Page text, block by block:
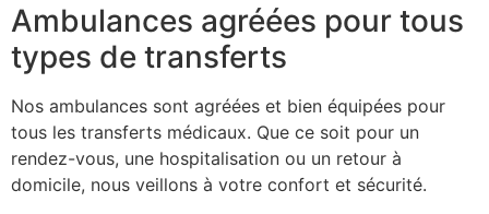
Ambulances agréées pour tous
types de transferts
Nos ambulances sont agréées et bien équipées pour
tous les transferts médicaux. Que ce soit pour un
rendez-vous, une hospitalisation ou un retour à
domicile, nous veillons à votre confort et sécurité.